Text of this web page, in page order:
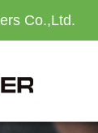
Co.,Ltd.